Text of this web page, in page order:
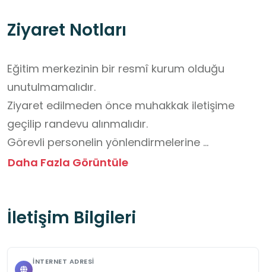
Ziyaret Notları
Eğitim merkezinin bir resmî kurum olduğu
unutulmamalıdır.
Ziyaret edilmeden önce muhakkak iletişime
geçilip randevu alınmalıdır.
Görevli personelin yönlendirmelerine
uyulmalıdır.
korunmalıdır.
Daha Fazla Görüntüle
İletişim Bilgileri
İNTERNET ADRESI